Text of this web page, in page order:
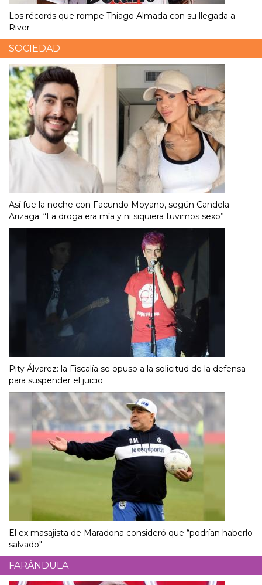
Los récords que rompe Thiago Almada con su llegada a
River
SOCIEDAD
Así fue la noche con Facundo Moyano, según Candela
Arizaga: “La droga era mía y ni siquiera tuvimos sexo”
Pity Álvarez: la Fiscalía se opuso a la solicitud de la defensa
para suspender el juicio
El ex masajista de Maradona consideró que “podrían haberlo
salvado"
FARÁNDULA